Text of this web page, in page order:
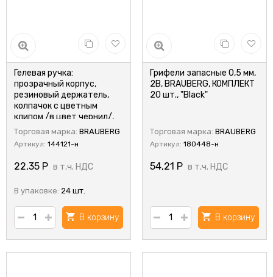
Гелевая ручка:
прозрачный корпус,
резиновый держатель,
колпачок с цветным
клипом /в цвет чернил/,
диаметр пишущего узла -
0,5 mm; цвет чернил -
черный.
Торговая марка: BRAUBERG
Артикул: 144121-н
22,35 Р в т.ч. НДС
В упаковке: 24 шт.
В корзину
Грифели запасные 0,5 мм,
2B, BRAUBERG, КОМПЛЕКТ
20 шт., "Black"
Торговая марка: BRAUBERG
Артикул: 180448-н
54,21 Р в т.ч. НДС
В корзину